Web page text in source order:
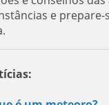
e prepare-